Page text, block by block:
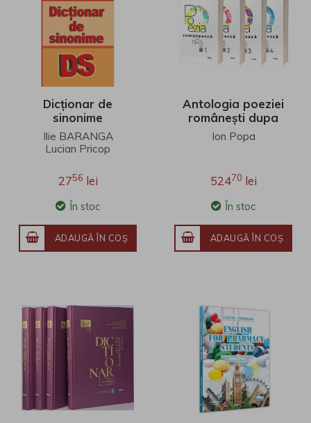
Dicționar de
sinonime
Ilie BARANGA
Lucian Pricop
2756 lei
În stoc
ADAUGĂ ÎN COŞ
Antologia poeziei
românești dupa
1945. Volumele I-
Ion Popa
52470 lei
În stoc
ADAUGĂ ÎN COŞ